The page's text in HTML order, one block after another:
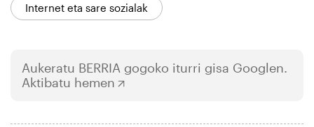
Internet eta sare sozialak
Aukeratu BERRIA gogoko iturri gisa Googlen.
Aktibatu hemen